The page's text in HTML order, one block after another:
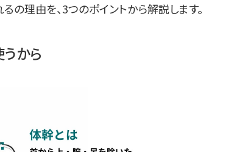
の理由を、3つのポイントから解説します。
から